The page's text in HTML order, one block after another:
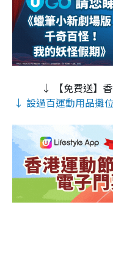
↓ 【免費送】
↓ 設過百運動用品攤